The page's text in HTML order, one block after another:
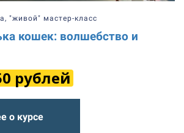
"живой" мастер-класс
кошек: волшебство и
рублей
о курсе